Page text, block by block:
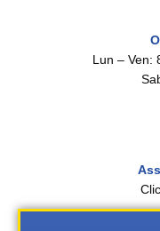
Lun – Ven: